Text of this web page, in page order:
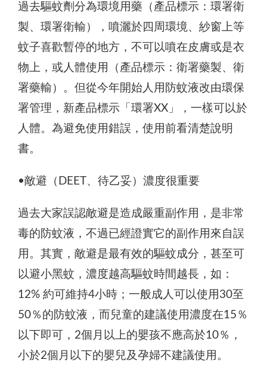
過去驅蚊劑分為環境用藥（產品標示：環署衛
製、環署衛輸），噴灑於四周環境、紗窗上等
蚊子喜歡暫停的地方，不可以噴在皮膚或是衣
物上，或人體使用（產品標示：衛署藥製、衛
署藥輸）。但從今年開始人用防蚊液改由環保
署管理，新產品標示「環署XX」，一樣可以於
人體。為避免使用錯誤，使用前看清楚說明
書。
•敵避（DEET、待乙妥）濃度很重要
過去大家誤認敵避是造成嚴重副作用，是非常
毒的防蚊液，不過已經證實它的副作用來自誤
用。其實，敵避是最有效的驅蚊成分，甚至可
以避小黑蚊，濃度越高驅蚊時間越長，如：
12% 約可維持4小時；一般成人可以使用30至
50％的防蚊液，而兒童的建議使用濃度在15％
以下即可，2個月以上的嬰孩不應高於10％，
小於2個月以下的嬰兒及孕婦不建議使用。